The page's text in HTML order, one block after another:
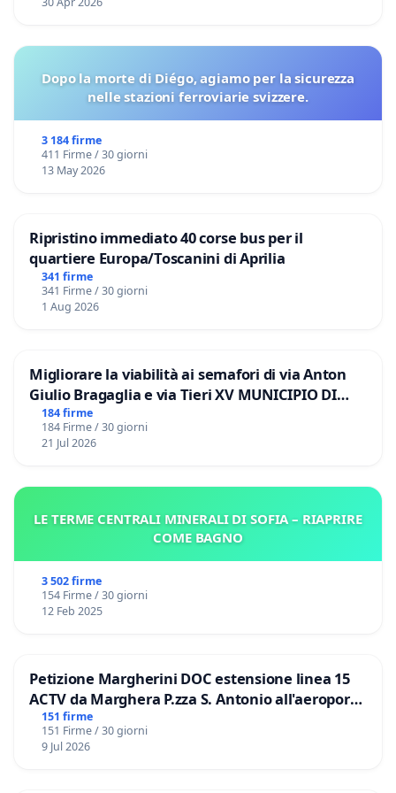
Dopo la morte di Diégo, agiamo per la sicurezza
nelle stazioni ferroviarie svizzere.
3 184 firme
411 Firme / 30 giorni
13 May 2026
Ripristino immediato 40 corse bus per il
quartiere Europa/Toscanini di Aprilia
341 firme
341 Firme / 30 giorni
1 Aug 2026
Migliorare la viabilità ai semafori di via Anton
Giulio Bragaglia e via Tieri XV MUNICIPIO DI
ROMA
184 firme
184 Firme / 30 giorni
21 Jul 2026
LE TERME CENTRALI MINERALI DI SOFIA – RIAPRIRE
COME BAGNO
3 502 firme
154 Firme / 30 giorni
12 Feb 2025
Petizione Margherini DOC estensione linea 15
ACTV da Marghera P.zza S. Antonio all'aeroporto
Marco Polo tariffa a € 1,50
151 firme
151 Firme / 30 giorni
9 Jul 2026